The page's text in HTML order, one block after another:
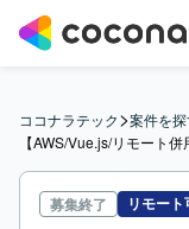
ココナラテック>案件を
【AWS/Vue.js/リモート
募集終了 リモート